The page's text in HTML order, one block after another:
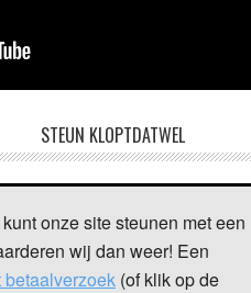
STEUN KLOPTDATWEL
onze site steunen met een
wij dan weer! Een
betaalverzoek (of klik op de